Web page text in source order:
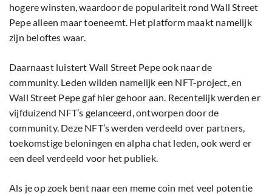
hogere winsten, waardoor de populariteit rond Wall Street
Pepe alleen maar toeneemt. Het platform maakt namelijk
zijn beloftes waar.
Daarnaast luistert Wall Street Pepe ook naar de
community. Leden wilden namelijk een NFT-project, en
Wall Street Pepe gaf hier gehoor aan. Recentelijk werden er
vijfduizend NFT’s gelanceerd, ontworpen door de
community. Deze NFT’s werden verdeeld over partners,
toekomstige beloningen en alpha chat leden, ook werd er
een deel verdeeld voor het publiek.
Als je op zoek bent naar een meme coin met veel potentie